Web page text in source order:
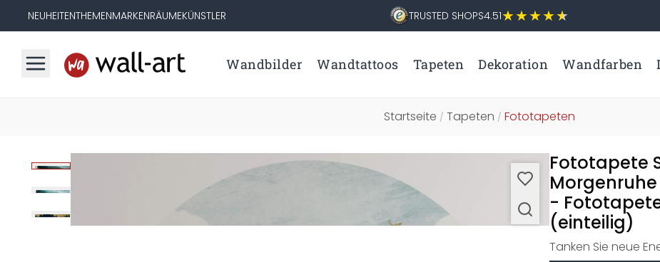
NEUHEITENTHEMENMARKENRÄUMEKÜNSTLER TRUSTED SHOPS4.51
Wandbilder Wandtattoos Tapeten Dekoration Wandfarben
Startseite / Tapeten / Fototapeten
Fototapete
-
(einteilig)
Tanken Sie neue